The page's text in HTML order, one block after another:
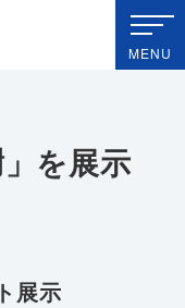
玉新聞社 高校受験ナビ
MENU
を展示
展示